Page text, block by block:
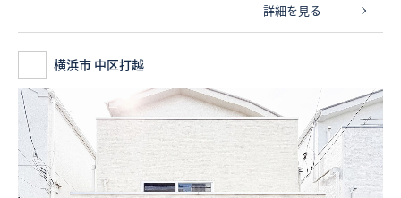
詳細を見る
横浜市 中区打越